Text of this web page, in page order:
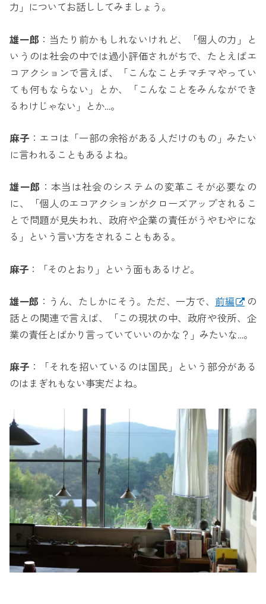
力」についてお話ししてみましょう。
雄一郎 ：当たり前かもしれないけれど、「個人の力」と
いうのは社会の中では過小評価されがちで、たとえばエ
コアクションで言えば、「こんなことチマチマやってい
ても何もならない」とか、「こんなことをみんなができ
るわけじゃない」とか…。
麻子 ：エコは「一部の余裕がある人だけのもの」みたい
に言われることもあるよね。
雄一郎 ：本当は社会のシステムの変革こそが必要なの
に、「個人のエコアクションがクローズアップされるこ
とで問題が見失われ、政府や企業の責任がうやむやにな
る」という言い方をされることもある。
麻子 ：「そのとおり」という面もあるけど。
雄一郎 ：うん、たしかにそう。ただ、一方で、 前編
の
話との関連で言えば、「この現状の中、政府や役所、企
業の責任とばかり言っていていいのかな？」みたいな…。
麻子 ：「それを招いているのは国民」という部分がある
のはまぎれもない事実だよね。